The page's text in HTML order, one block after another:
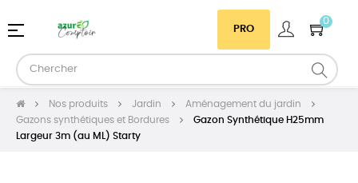
PRO
0
Basculer
navigation
☰
Nos produits Jardin
Aménagement du jardin
Gazons synthétiques et Bordures
Gazon Synthétique H25mm
Largeur 3m (au ML) Starty